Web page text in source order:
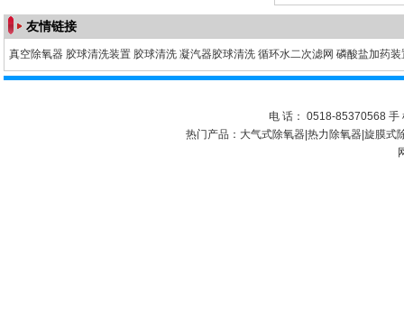
友情链接
真空除氧器 胶球清洗装置 胶球清洗 凝汽器胶球清洗 循环水二次滤网 磷酸盐加药装
电 话： 0518-85370568
热门产品： 大气式除氧器 热力除氧器 旋膜式